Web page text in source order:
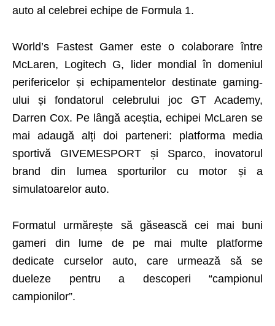
auto al celebrei echipe de Formula 1.
World’s Fastest Gamer este o colaborare între
McLaren, Logitech G, lider mondial în domeniul
perifericelor și echipamentelor destinate gaming-
ului și fondatorul celebrului joc GT Academy,
Darren Cox. Pe lângă aceștia, echipei McLaren se
mai adaugă alți doi parteneri: platforma media
sportivă GIVEMESPORT și Sparco, inovatorul
brand din lumea sporturilor cu motor și a
simulatoarelor auto.
Formatul urmărește să găsească cei mai buni
gameri din lume de pe mai multe platforme
dedicate curselor auto, care urmează să se
dueleze pentru a descoperi “campionul
campionilor”.